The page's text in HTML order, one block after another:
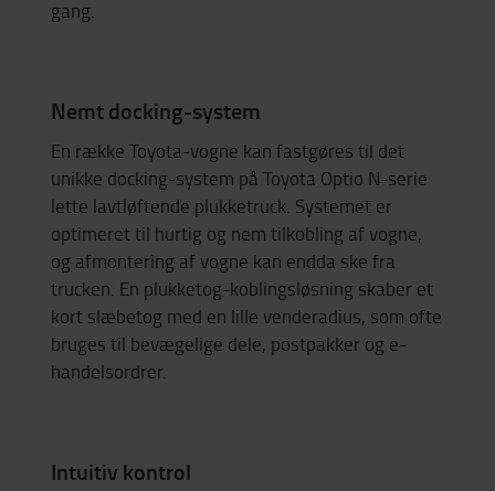
gang.
Nemt docking-system
En række Toyota-vogne kan fastgøres til det
unikke docking-system på Toyota Optio N-serie
lette lavtløftende plukketruck. Systemet er
optimeret til hurtig og nem tilkobling af vogne,
og afmontering af vogne kan endda ske fra
trucken. En plukketog-koblingsløsning skaber et
kort slæbetog med en lille venderadius, som ofte
bruges til bevægelige dele, postpakker og e-
handelsordrer.
Intuitiv kontrol